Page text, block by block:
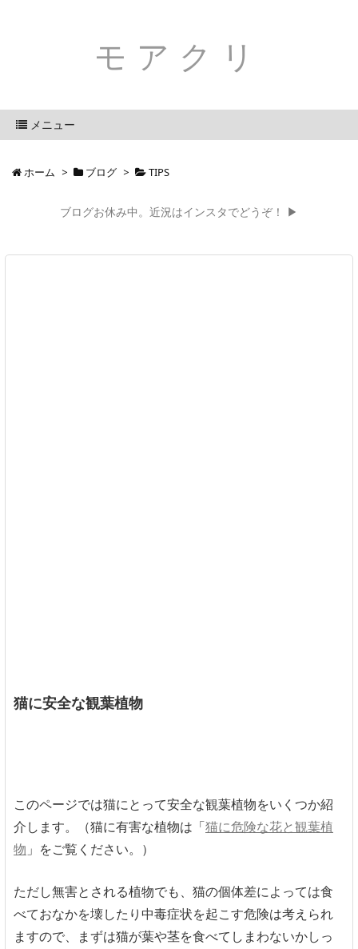
モアクリ
メニュー
ホーム > ブログ > TIPS
ブログお休み中。近況はインスタでどうぞ！ ▶
猫に安全な観葉植物
このページでは猫にとって安全な観葉植物をいくつか紹
介します。（猫に有害な植物は「猫に危険な花と観葉植
物 」をご覧ください。）
ただし無害とされる植物でも、猫の個体差によっては食
べておなかを壊したり中毒症状を起こす危険は考えられ
ますので、まずは猫が葉や茎を食べてしまわないかしっ